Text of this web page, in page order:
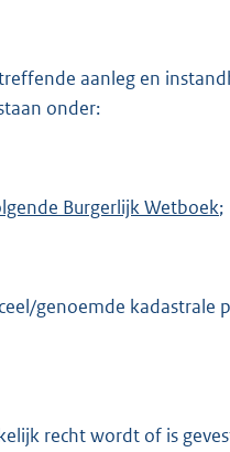
aanleg en
onder:
Burgerlijk Wetboek;
genoemde kadastrale
recht wordt of is